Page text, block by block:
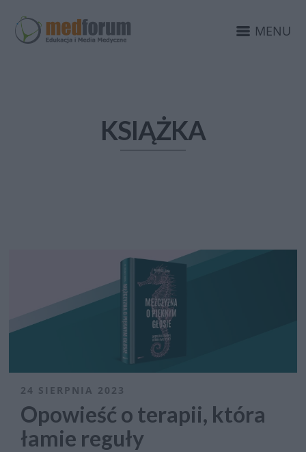
MENU
KSIĄŻKA
24 SIERPNIA 2023
Opowieść o terapii, która
łamie reguły